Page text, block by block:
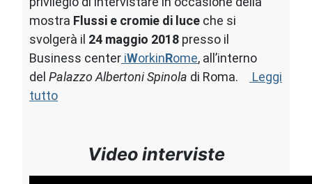
mostra Flussi e cromie di luce che si
svolgerà il 24 maggio 2018 presso il
Business center iWorkinRome, all’interno
del Palazzo Albertoni Spinola di Roma.
Leggi
tutto
Video interviste